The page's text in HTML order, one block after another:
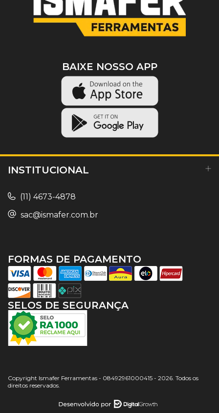
INSTITUCIONAL
(11) 4673-4878
sac@ismafer.com.br
BAIXE NOSSO APP
SELOS DE SEGURANÇA
FORMAS DE PAGAMENTO
Copyright Ismafer Ferramentas - 08492961000415 - 2026. Todos os
direitos reservados.